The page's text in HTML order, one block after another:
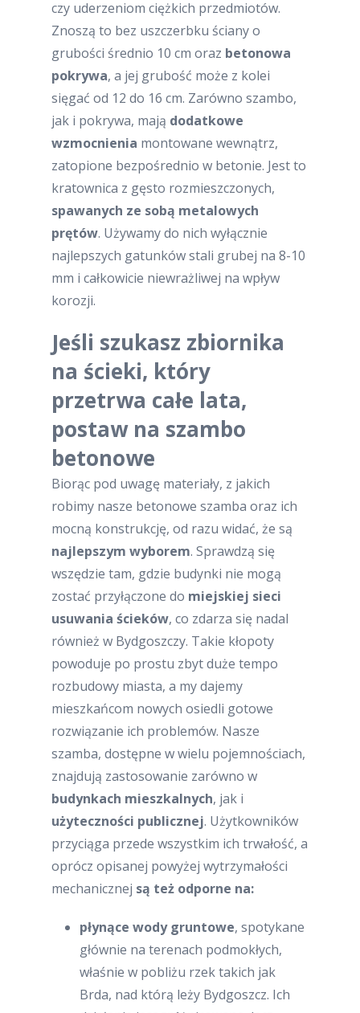
czy uderzeniom ciężkich przedmiotów.
Znoszą to bez uszczerbku ściany o
grubości średnio 10 cm oraz betonowa
pokrywa, a jej grubość może z kolei
sięgać od 12 do 16 cm. Zarówno szambo,
jak i pokrywa, mają dodatkowe
wzmocnienia montowane wewnątrz,
zatopione bezpośrednio w betonie. Jest to
kratownica z gęsto rozmieszczonych,
spawanych ze sobą metalowych
prętów. Używamy do nich wyłącznie
najlepszych gatunków stali grubej na 8-10
mm i całkowicie niewrażliwej na wpływ
korozji.
Jeśli szukasz zbiornika
na ścieki, który
przetrwa całe lata,
postaw na szambo
betonowe
Biorąc pod uwagę materiały, z jakich
robimy nasze betonowe szamba oraz ich
mocną konstrukcję, od razu widać, że są
najlepszym wyborem. Sprawdzą się
wszędzie tam, gdzie budynki nie mogą
zostać przyłączone do miejskiej sieci
usuwania ścieków, co zdarza się nadal
również w Bydgoszczy. Takie kłopoty
powoduje po prostu zbyt duże tempo
rozbudowy miasta, a my dajemy
mieszkańcom nowych osiedli gotowe
rozwiązanie ich problemów. Nasze
szamba, dostępne w wielu pojemnościach,
znajdują zastosowanie zarówno w
budynkach mieszkalnych, jak i
użyteczności publicznej. Użytkowników
przyciąga przede wszystkim ich trwałość, a
oprócz opisanej powyżej wytrzymałości
mechanicznej są też odporne na:
płynące wody gruntowe, spotykane
głównie na terenach podmokłych,
właśnie w pobliżu rzek takich jak
Brda, nad którą leży Bydgoszcz. Ich